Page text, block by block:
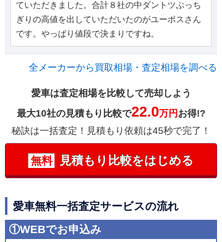
ていただきました。合計８社の中ダントツぶっち
ぎりの高値を出していただいたのがユーポスさん
です。やっぱり値段で決まりですね。
全メーカーから買取相場・査定相場を調べる
愛車は査定相場を比較して売却しよう
最大10社の見積もり比較で22.0万円お得!?
秘訣は一括査定！見積もり依頼は45秒で完了！
無料 見積もり比較をはじめる
愛車無料一括査定サービスの流れ
①WEBでお申込み